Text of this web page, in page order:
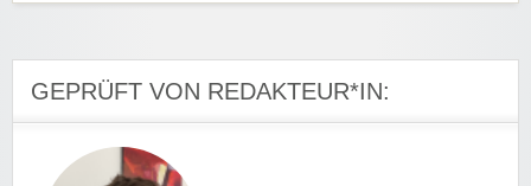
GEPRÜFT VON REDAKTEUR*IN: